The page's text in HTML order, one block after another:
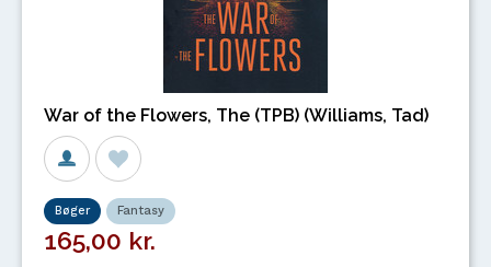
War of the Flowers, The (TPB) (Williams, Tad)
Bøger Fantasy
165,00 kr.